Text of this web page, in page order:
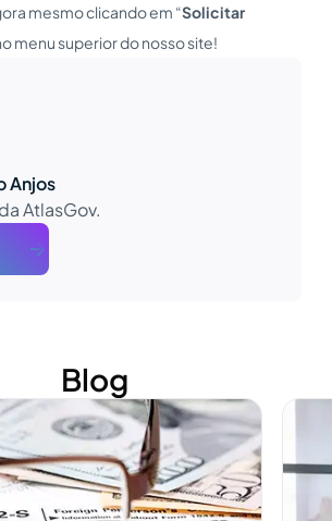
mesmo clicando em “Solicitar
menu superior do nosso site!
Anjos
AtlasGov.
Blog